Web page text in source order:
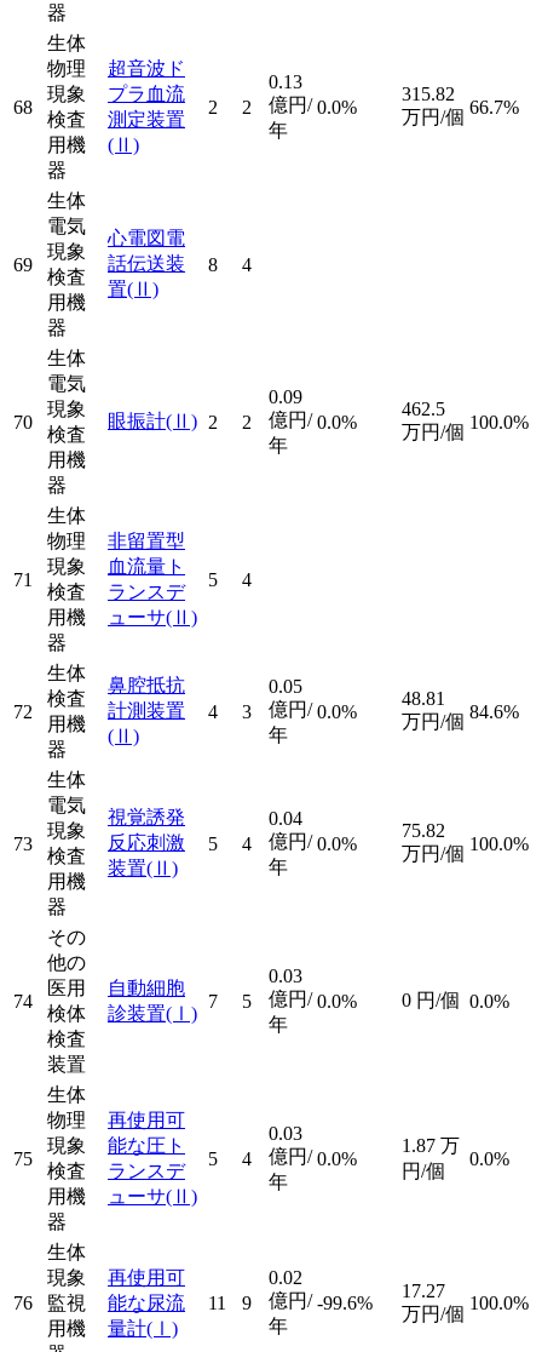
器
68
生体
物理
現象
検査
用機
器
超音波ド
プラ血流
測定装置
(Ⅱ)
2 2
0.13
億円/
年
0.0%
315.82
万円/個 66.7%
69
生体
電気
現象
検査
用機
器
心電図電
話伝送装
置(Ⅱ)
8 4
70
生体
電気
現象
検査
用機
器
眼振計(Ⅱ) 2 2
0.09
億円/
年
0.0%
462.5
万円/個 100.0%
71
生体
物理
現象
検査
用機
器
非留置型
血流量ト
ランスデ
ューサ(Ⅱ)
5 4
72
生体
検査
用機
器
鼻腔抵抗
計測装置
(Ⅱ)
4 3
0.05
億円/
年
0.0%
48.81
万円/個 84.6%
73
生体
電気
現象
検査
用機
器
視覚誘発
反応刺激
装置(Ⅱ)
5 4
0.04
億円/
年
0.0%
75.82
万円/個 100.0%
74
その
他の
医用
検体
検査
装置
自動細胞
診装置(Ⅰ)
7 5
0.03
億円/
年
0.0% 0 円/個 0.0%
75
生体
物理
現象
検査
用機
器
再使用可
能な圧ト
ランスデ
ューサ(Ⅱ)
5 4
0.03
億円/
年
0.0%
1.87 万
円/個
0.0%
76
生体
現象
監視
用機
再使用可
能な尿流
量計(Ⅰ)
11 9
0.02
億円/
年
-99.6%
17.27
万円/個
100.0%